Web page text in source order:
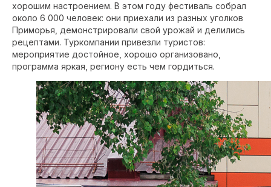
хорошим настроением. В этом году фестиваль собрал
около 6 000 человек: они приехали из разных уголков
Приморья, демонстрировали свой урожай и делились
рецептами. Туркомпании привезли туристов:
мероприятие достойное, хорошо организовано,
программа яркая, региону есть чем гордиться.